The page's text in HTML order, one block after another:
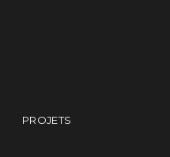
PROJETS